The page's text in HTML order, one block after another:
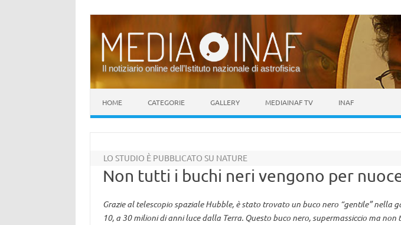
Il notiziario online dell’Istituto nazionale di astrofisica
HOME CATEGORIE GALLERY MEDIAINAF TV INAF
LO STUDIO È PUBBLICATO SU NATURE
Non tutti i buchi neri vengono per
Grazie al telescopio spaziale Hubble, è stato trovato un buco nero “gentile” nella
10, a 30 milioni di anni luce dalla Terra. Questo buco nero, supermassiccio ma